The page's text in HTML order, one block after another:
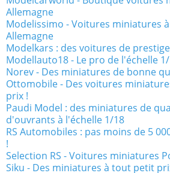
Allemagne
Modelissimo - Voitures miniatures
Allemagne
Modelkars : des voitures de
Modellauto18 - Le pro de l'échelle
Norev - Des miniatures de bonne
Ottomobile - Des voitures
prix !
Paudi Model : des miniatures de
d'ouvrants à l'échelle 1/18
RS Automobiles : pas moins de 5
!
Selection RS - Voitures miniatures
Siku - Des miniatures à tout petit